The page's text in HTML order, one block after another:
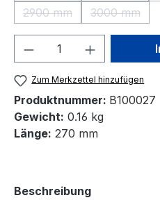
2900 mm
(Diese Option ist zurzeit
3000 mm
(Diese
Produkt Anzahl:
Zum Merkzettel hinzufügen
Produktnummer: B100027
Gewicht: 0.16 kg
Länge: 270 mm
Beschreibung